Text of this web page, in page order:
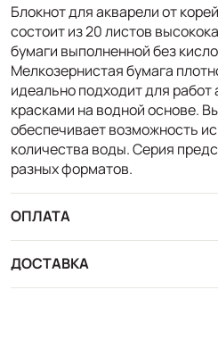
Блокнот для акварели от
состоит из 20 листов
бумаги выполненной без
Мелкозернистая бумага
идеально подходит для
красками на водной основе.
обеспечивает возможность
количества воды. Серия
разных форматов.
ОПЛАТА
ДОСТАВКА